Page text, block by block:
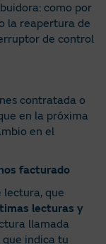
como por
la reapertura de
de control
contratada o
en la próxima
en el
facturado
lectura, que
lecturas y
llamada
que indica tu